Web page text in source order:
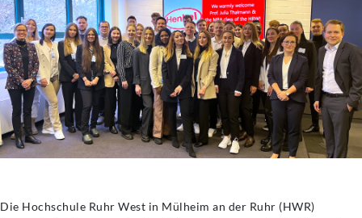
Die Hochschule Ruhr West in Mülheim an der Ruhr (HWR)